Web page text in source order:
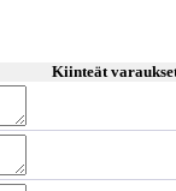
Kiinteät